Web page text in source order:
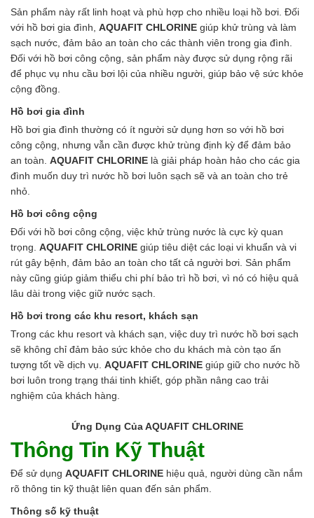
Sản phẩm này rất linh hoạt và phù hợp cho nhiều loại hồ bơi. Đối
với hồ bơi gia đình, AQUAFIT CHLORINE giúp khử trùng và làm
sạch nước, đảm bảo an toàn cho các thành viên trong gia đình.
Đối với hồ bơi công cộng, sản phẩm này được sử dụng rộng rãi
để phục vụ nhu cầu bơi lội của nhiều người, giúp bảo vệ sức khỏe
cộng đồng.
Hồ bơi gia đình
Hồ bơi gia đình thường có ít người sử dụng hơn so với hồ bơi
công cộng, nhưng vẫn cần được khử trùng định kỳ để đảm bảo
an toàn. AQUAFIT CHLORINE là giải pháp hoàn hảo cho các gia
đình muốn duy trì nước hồ bơi luôn sạch sẽ và an toàn cho trẻ
nhỏ.
Hồ bơi công cộng
Đối với hồ bơi công cộng, việc khử trùng nước là cực kỳ quan
trọng. AQUAFIT CHLORINE giúp tiêu diệt các loại vi khuẩn và vi
rút gây bệnh, đảm bảo an toàn cho tất cả người bơi. Sản phẩm
này cũng giúp giảm thiểu chi phí bảo trì hồ bơi, vì nó có hiệu quả
lâu dài trong việc giữ nước sạch.
Hồ bơi trong các khu resort, khách sạn
Trong các khu resort và khách sạn, việc duy trì nước hồ bơi sạch
sẽ không chỉ đảm bảo sức khỏe cho du khách mà còn tạo ấn
tượng tốt về dịch vụ. AQUAFIT CHLORINE giúp giữ cho nước hồ
bơi luôn trong trạng thái tinh khiết, góp phần nâng cao trải
nghiệm của khách hàng.
Ứng Dụng Của AQUAFIT CHLORINE
Thông Tin Kỹ Thuật
Để sử dụng AQUAFIT CHLORINE hiệu quả, người dùng cần nắm
rõ thông tin kỹ thuật liên quan đến sản phẩm.
Thông số kỹ thuật